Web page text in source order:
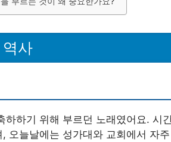
사
하하기 위해 부르던 노래였어요. 시
오늘날에는 성가대와 교회에서 자